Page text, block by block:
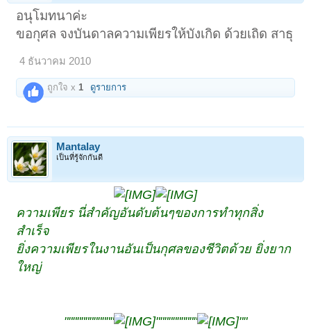
อนุโมทนาค่ะ
ขอกุศล จงบันดาลความเพียรให้บังเกิด ด้วยเถิด สาธุ
4 ธันวาคม 2010
ถูกใจ x 1 ดูรายการ
Mantalay
เป็นที่รู้จักกันดี
ความเพียร นี่สำคัญอันดับต้นๆของการทำทุกสิ่ง
สำเร็จ
ยิ่งความเพียรในงานอันเป็นกุศลของชีวิตด้วย ยิ่งยาก
ใหญ่
"""""""""""" """""""""" ""